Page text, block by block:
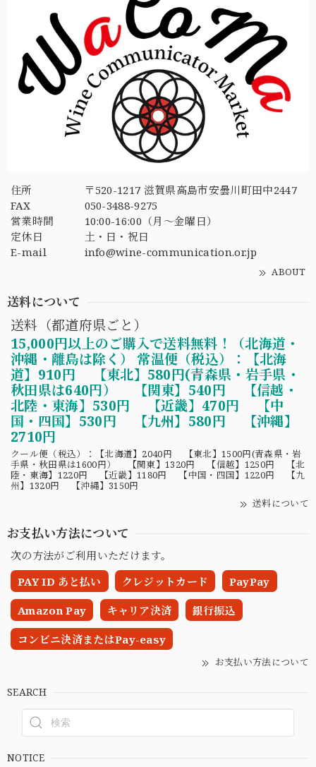
住所
〒520-1217 滋賀県高島市安曇川町田中2447
FAX
050-3488-9275
営業時間
10:00-16:00（月〜金曜日）
定休日
土・日・祝日
E-mail
info@wine-communication.or.jp
ABOUT
送料について
送料（都道府県ごと）
15,000円以上のご購入で送料無料！（北海道・
沖縄・離島は除く） 常温便（税込）：【北海
道】910円 【東北】580円(青森県・岩手県・
秋田県は640円） 【関東】540円 【信越・
北陸・東海】530円 【近畿】470円 【中
国・四国】530円 【九州】580円 【沖縄】
2710円
クール便（税込）：【北海道】2040円 【東北】1500円(青森県・岩
手県・秋田県は1600円） 【関東】1320円 【信越】1250円 【北
陸・東海】1220円 【近畿】1180円 【中国・四国】1220円 【九
州】1320円 【沖縄】3150円
送料について
お支払い方法について
次の方法がご利用いただけます。
PAY ID あと払い
クレジットカード PayPay
Amazon Pay キャリア決済 銀行振込
コンビニ決済またはPay-easy
お支払い方法について
SEARCH
NOTICE